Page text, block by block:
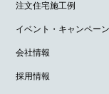
注文住宅施工例
イベント・キャンペー
会社情報
採用情報